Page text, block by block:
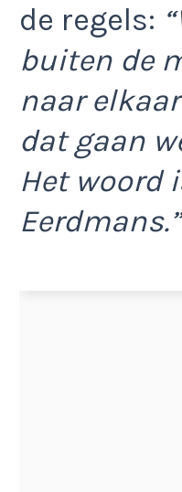
de regels:
buiten de
naar
dat gaan
Het woord
Eerdmans.”